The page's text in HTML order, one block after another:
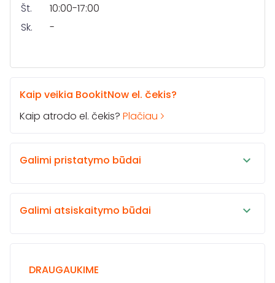
Št.
10:00-17:00
Sk.
-
Kaip veikia BookitNow el. čekis?
Kaip atrodo el. čekis? Plačiau
Galimi pristatymo būdai
Galimi atsiskaitymo būdai
DRAUGAUKIME